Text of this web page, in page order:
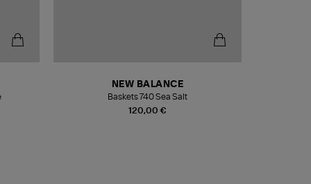
120,00 €
NEW BALANCE
Baskets 740 Sea Salt